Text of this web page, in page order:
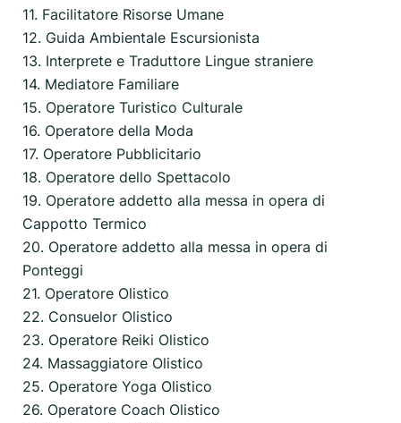
11. Facilitatore Risorse Umane
12. Guida Ambientale Escursionista
13. Interprete e Traduttore Lingue straniere
14. Mediatore Familiare
15. Operatore Turistico Culturale
16. Operatore della Moda
17. Operatore Pubblicitario
18. Operatore dello Spettacolo
19. Operatore addetto alla messa in opera di
Cappotto Termico
20. Operatore addetto alla messa in opera di
Ponteggi
21. Operatore Olistico
22. Consuelor Olistico
23. Operatore Reiki Olistico
24. Massaggiatore Olistico
25. Operatore Yoga Olistico
26. Operatore Coach Olistico